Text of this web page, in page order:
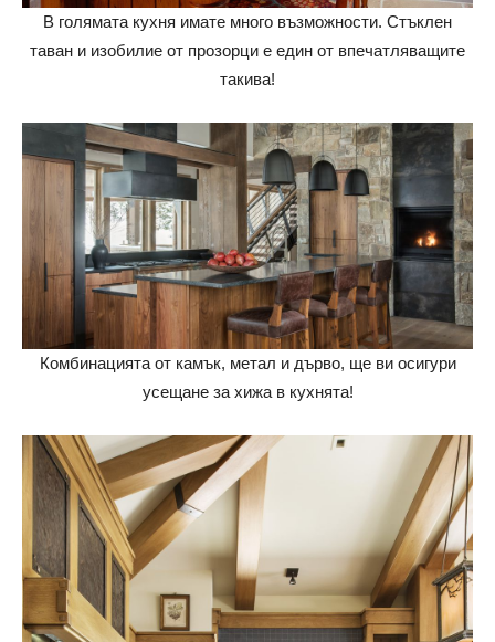
В голямата кухня имате много възможности. Стъклен
таван и изобилие от прозорци е един от впечатляващите
такива!
Комбинацията от камък, метал и дърво, ще ви осигури
усещане за хижа в кухнята!